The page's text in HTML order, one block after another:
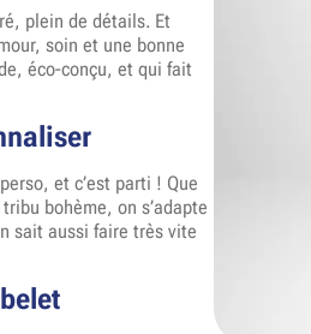
plein de détails. Et
soin et une bonne
éco-conçu, et qui fait
et c’est parti ! Que
bohème, on s’adapte
sait aussi faire très vite